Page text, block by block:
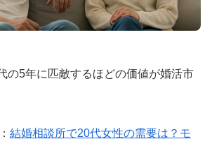
の5年に匹敵するほどの価値が婚活市
結婚相談所で20代女性の需要は？モ